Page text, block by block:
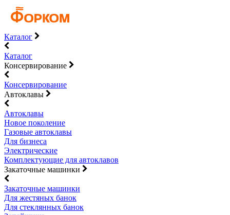
Каталог
Каталог
Консервирование
Консервирование
Автоклавы
Автоклавы
Новое поколение
Газовые автоклавы
Для бизнеса
Электрические
Комплектующие для автоклавов
Закаточные машинки
Закаточные машинки
Для жестяных банок
Для стеклянных банок